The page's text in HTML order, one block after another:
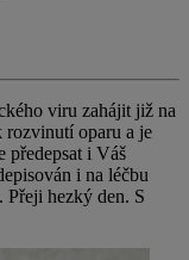
viru zahájit již na
rozvinutí oparu a je
předepsat i Váš
i na léčbu
Přeji hezký den. S